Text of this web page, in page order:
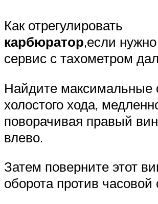
Как отрегулировать
карбюратор,если
сервис с тахометром
Найдите максимальные
холостого хода,
поворачивая правый
влево.
Затем поверните этот
оборота против часовой